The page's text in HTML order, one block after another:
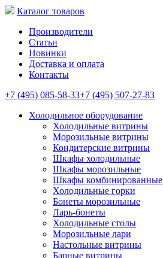
Каталог товаров
Производители
Статьи
Новинки
Доставка и оплата
Контакты
+7 (495) 085-58-33+7 (495) 507-27-83
Холодильное оборудование
Холодильные витрины
Морозильные витрины
Кондитерские витрины
Шкафы холодильные
Шкафы морозильные
Шкафы комбинированные
Холодильные горки
Бонеты морозильные
Ларь-бонеты
Холодильные столы
Морозильные лари
Настольные витрины
Барные витрины